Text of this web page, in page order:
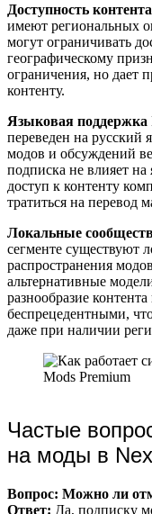
Доступность контента
имеют региональных
могут ограничивать
географическому
ограничения, но дает
контенту.
Языковая поддержка
переведен на русский
модов и обсуждений
подписка не влияет
доступ к контенту
тратиться на перевод
Локальные
сегменте существуют
распространения
альтернативные
разнообразие
беспрецедентными,
даже при наличии
Частые
на моды в
Вопрос: Можно ли
Ответ: Да, подписку